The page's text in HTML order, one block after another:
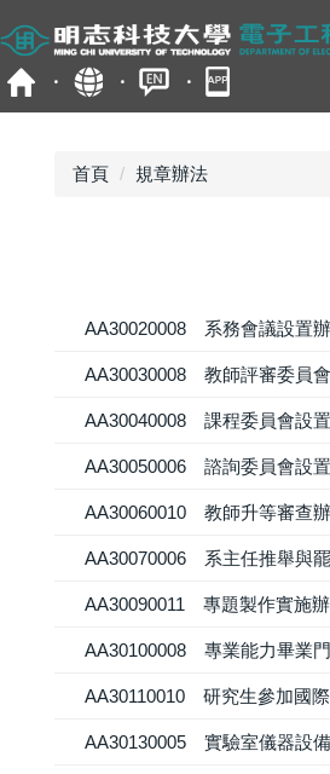
到
主
要
首頁 規章辦法
AA30020008 系務會議設置
AA30030008 教師評審委員
AA30040008 課程委員會設
AA30050006 諮詢委員會設
AA30060010 教師升等審查
AA30070006 系主任推舉與
AA30090011 專題製作實施
AA30100008 專業能力畢業